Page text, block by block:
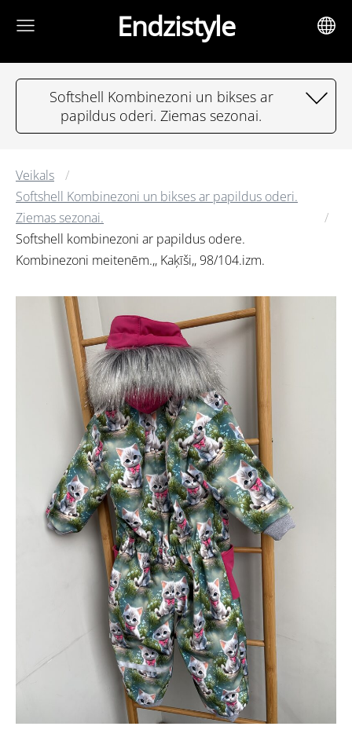
Endzistyle
Softshell Kombinezoni un bikses ar
papildus oderi. Ziemas sezonai.
Veikals
Softshell Kombinezoni un bikses ar papildus oderi.
Ziemas sezonai.
Softshell kombinezoni ar papildus odere.
Kombinezoni meitenēm.,, Kaķīši,, 98/104.izm.